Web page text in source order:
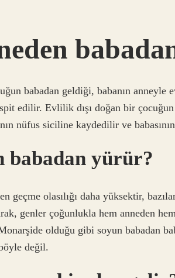
babadan geldiği, babanın anneyle
edilir. Evlilik dışı doğan bir
nüfus siciline kaydedilir ve
babadan yürür?
geçme olasılığı daha yüksektir,
genler çoğunlukla hem anneden
olduğu gibi soyun babadan
değil.